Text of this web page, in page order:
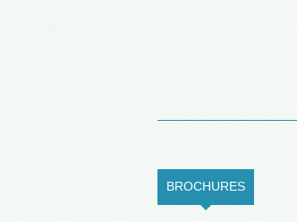
BROCHURES